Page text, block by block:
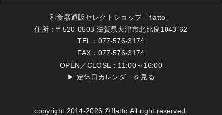
和食器通販セレクトショップ「flatto」
住所：〒520-0503 滋賀県大津市北比良1043-62
TEL：077-576-3174
FAX：077-576-3174
OPEN／CLOSE：11:00～16:00
▶ 定休日カレンダーを見る
copyright 2014-2026 © flatto All right reserved.